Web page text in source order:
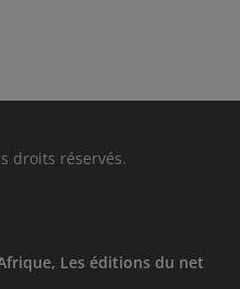
droits réservés.
Les éditions du net